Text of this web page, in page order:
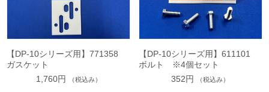
【DP-10シリーズ用】771358
ガスケット
1,760円
（税込み）
【DP-10シリーズ用】611101
ボルト ※4個セット
352円
（税込み）